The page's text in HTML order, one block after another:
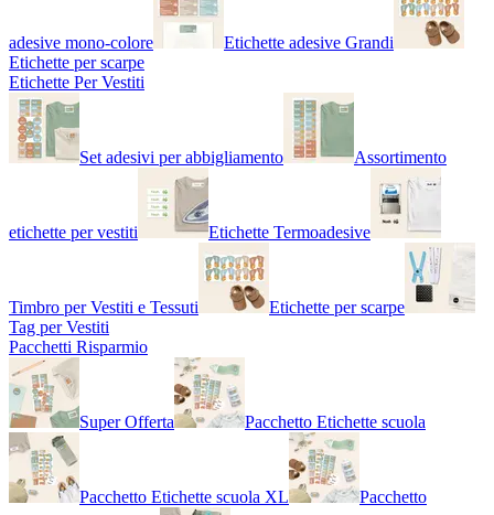
adesive mono-colore
Etichette adesive Grandi
Etichette per scarpe
Etichette Per Vestiti
Set adesivi per abbigliamento Assortimento
etichette per vestiti Etichette Termoadesive
Timbro per Vestiti e Tessuti
Etichette per scarpe
Tag per Vestiti
Pacchetti Risparmio
Super Offerta Pacchetto Etichette scuola
Pacchetto Etichette scuola XL Pacchetto